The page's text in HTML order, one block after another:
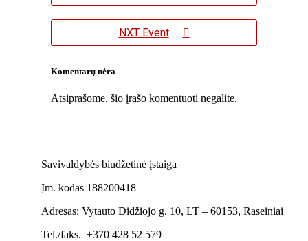
NXT Event
Komentarų nėra
Atsiprašome, šio įrašo komentuoti negalite.
Savivaldybės biudžetinė įstaiga
Įm. kodas 188200418
Adresas: Vytauto Didžiojo g. 10, LT – 60153, Raseiniai
Tel./faks. +370 428 52 579